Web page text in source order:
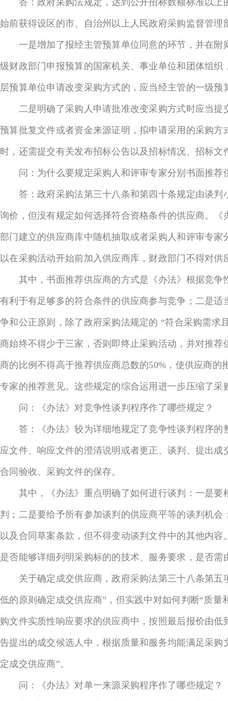
答：政府采购法规定，达到公开招标数额标准以上
始前获得设区的市、自治州以上人民政府采购监督管
一是增加了报经主管预算单位同意的环节，并在附
级财政部门申报预算的国家机关、事业单位和团体组
层预算单位申请改变采购方式的，应当经主管的一级预
二是明确了采购人申请批准改变采购方式时应当提
预算批复文件或者资金来源证明，拟申请采用的采购
时，还需提交有关发布招标公告以及招标情况、招标
问：为什么要规定采购人和评审专家分别书面推荐
答：政府采购法第三十八条和第四十条规定由谈判
询价，但没有规定如何选择符合资格条件的供应商。
部门建立的供应商库中随机抽取或者采购人和评审专
以在采购活动开始前加入供应商库，财政部门不得对
其中，书面推荐供应商的方式是《办法》根据竞争
有利于有足够多的符合条件的供应商参与竞争；二是
争和公正原则，除了政府采购法规定的 “符合采购需
商始终不得少于三家，否则即终止采购活动，并对推
商的比例不得高于推荐供应商总数的50%，使供应商
专家的推荐意见。这些规定的综合运用进一步压缩了
问：《办法》对竞争性谈判程序作了哪些规定？
答：《办法》较为详细地规定了竞争性谈判程序的
应文件、响应文件的澄清说明或者更正、谈判、提出
合同验收、采购文件的保存。
其中，《办法》重点明确了如何进行谈判：一是要
判；二是要给予所有参加谈判的供应商平等的谈判机
以及合同草案条款，但不得变动谈判文件中的其他内
是否能够详细列明采购标的的技术、服务要求，是否
关于确定成交供应商，政府采购法第三十八条第五
低的原则确定成交供应商”，但实践中对如何判断“质
购文件实质性响应要求的供应商中，按照最后报价由
告提出的成交候选人中，根据质量和服务均能满足采
定成交供应商”。
问：《办法》对单一来源采购程序作了哪些规定？